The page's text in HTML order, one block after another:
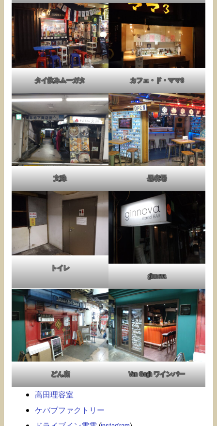
タイ飲みムーガタ カフェ・ド・ママ3
文殊 忍者場
トイレ
ginnova
どん底 Van Gogh ワインバー
高田理容室
ケバブファクトリー